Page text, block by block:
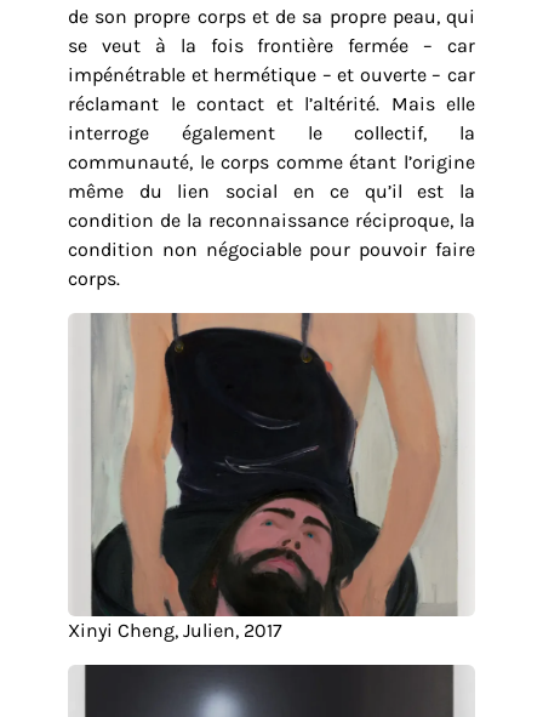
de son propre corps et de sa propre peau, qui
se veut à la fois frontière fermée – car
impénétrable et hermétique – et ouverte – car
réclamant le contact et l’altérité. Mais elle
interroge également le collectif, la
communauté, le corps comme étant l’origine
même du lien social en ce qu’il est la
condition de la reconnaissance réciproque, la
condition non négociable pour pouvoir faire
corps.
Xinyi Cheng, Julien, 2017